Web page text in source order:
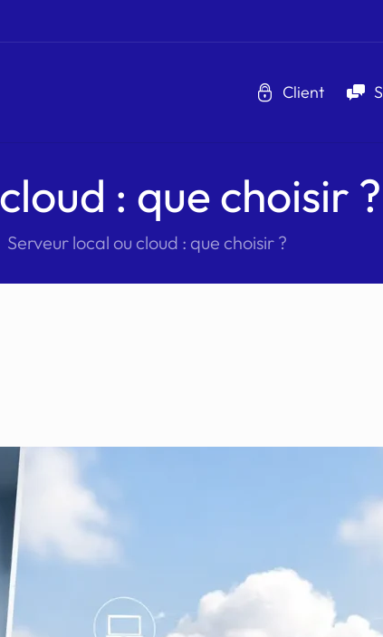
Client
: que choisir ?
Serveur local ou cloud : que choisir ?